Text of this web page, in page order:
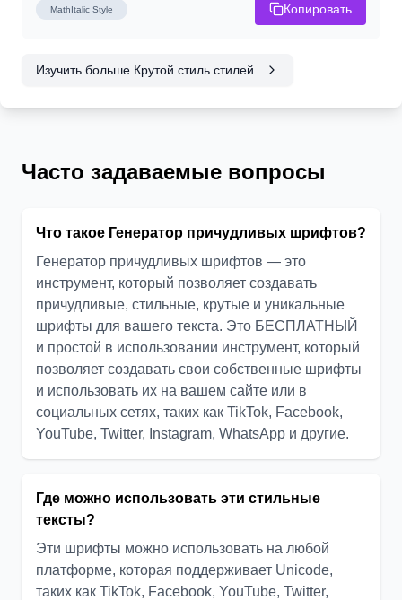
MathItalic Style Копировать
Изучить больше Крутой стиль стилей...
Часто задаваемые вопросы
Что такое Генератор причудливых шрифтов?
Генератор причудливых шрифтов — это
инструмент, который позволяет создавать
причудливые, стильные, крутые и уникальные
шрифты для вашего текста. Это БЕСПЛАТНЫЙ
и простой в использовании инструмент, который
позволяет создавать свои собственные шрифты
и использовать их на вашем сайте или в
социальных сетях, таких как TikTok, Facebook,
YouTube, Twitter, Instagram, WhatsApp и другие.
Где можно использовать эти стильные
тексты?
Эти шрифты можно использовать на любой
платформе, которая поддерживает Unicode,
таких как TikTok, Facebook, YouTube, Twitter,